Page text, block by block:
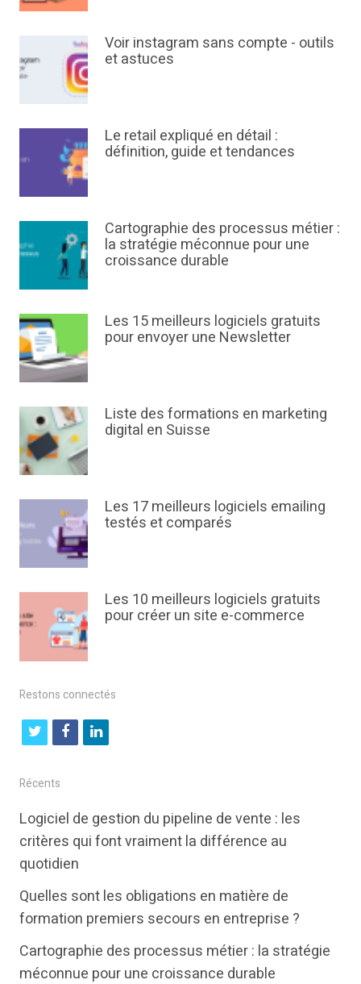
Voir instagram sans compte - outils
et astuces
Le retail expliqué en détail :
définition, guide et tendances
Cartographie des processus métier :
la stratégie méconnue pour une
croissance durable
Les 15 meilleurs logiciels gratuits
pour envoyer une Newsletter
Liste des formations en marketing
digital en Suisse
Les 17 meilleurs logiciels emailing
testés et comparés
Les 10 meilleurs logiciels gratuits
pour créer un site e-commerce
Restons connectés
t
i
t
t
e
f
b
o
k
l
e
i
n
Récents
Logiciel de gestion du pipeline de vente : les
critères qui font vraiment la différence au
quotidien
Quelles sont les obligations en matière de
formation premiers secours en entreprise ?
Cartographie des processus métier : la stratégie
méconnue pour une croissance durable